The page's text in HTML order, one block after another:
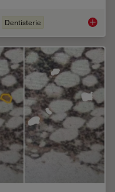
Dentisterie Dental